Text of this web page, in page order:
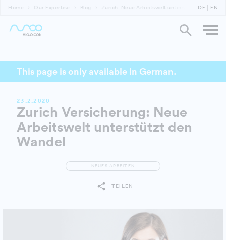
Home Our Expertise Blog Zurich: Neue Arbeitswelt unterstützt Erfolg
DE EN
This page is only available in German.
23.2.2020
Zurich Versicherung: Neue
Arbeitswelt unterstützt den
Wandel
NEUES ARBEITEN
TEILEN